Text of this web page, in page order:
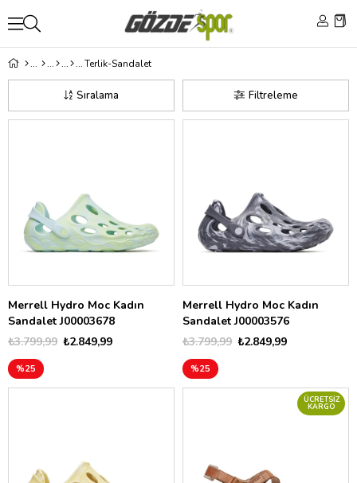
Terlik-Sandalet
Filtreleme
Sıralama
Merrell Hydro Moc Kadın
Sandalet J00003678
₺2.849,99
₺3.799,99
%25
Merrell Hydro Moc Kadın
Sandalet J00003576
₺2.849,99
₺3.799,99
%25
ÜCRETSIZ
KARGO